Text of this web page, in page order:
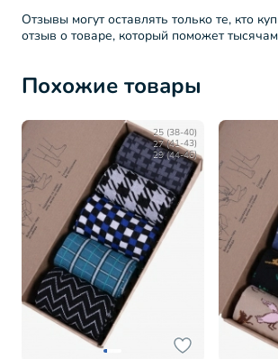
Отзывы могут оставлять только те, кто
отзыв о товаре, который поможет
Похожие товары
25 (38-40)
27 (41-43)
29 (44-46)